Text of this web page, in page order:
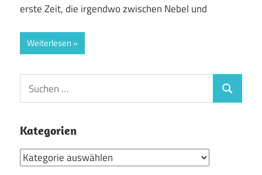
erste Zeit, die irgendwo zwischen Nebel und
Weiterlesen
Suchen
nach:
Suchen
Kategorien
Kategorien